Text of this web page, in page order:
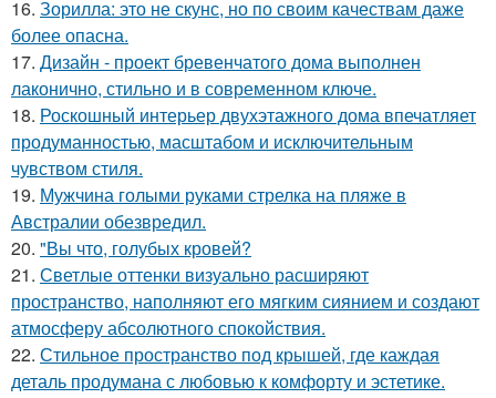
16. Зорилла: это не скунс, но по своим качествам даже
более опасна.
17. Дизайн - проект бревенчатого дома выполнен
лаконично, стильно и в современном ключе.
18. Роскошный интерьер двухэтажного дома впечатляет
продуманностью, масштабом и исключительным
чувством стиля.
19. Мужчина голыми руками стрелка на пляже в
Австралии обезвредил.
20. "Вы что, голубых кровей?
21. Светлые оттенки визуально расширяют
пространство, наполняют его мягким сиянием и создают
атмосферу абсолютного спокойствия.
22. Стильное пространство под крышей, где каждая
деталь продумана с любовью к комфорту и эстетике.